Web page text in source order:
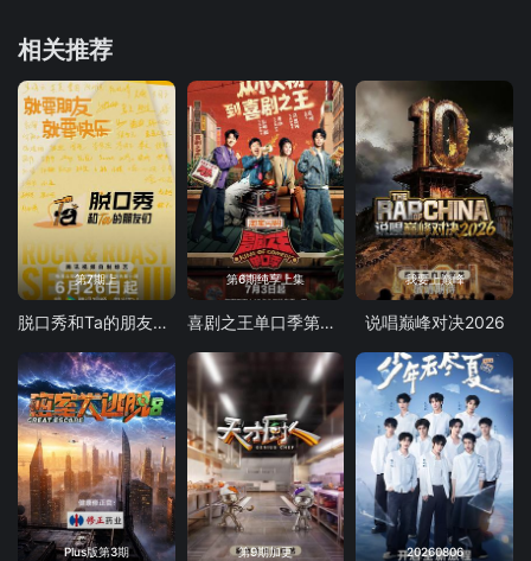
相关推荐
第7期上
脱口秀和Ta的朋友们 第三季
第6期纯享上集
喜剧之王单口季第三季
我要上巅峰
说唱巅峰对决2026
Plus版第3期 第9期加更 20260806